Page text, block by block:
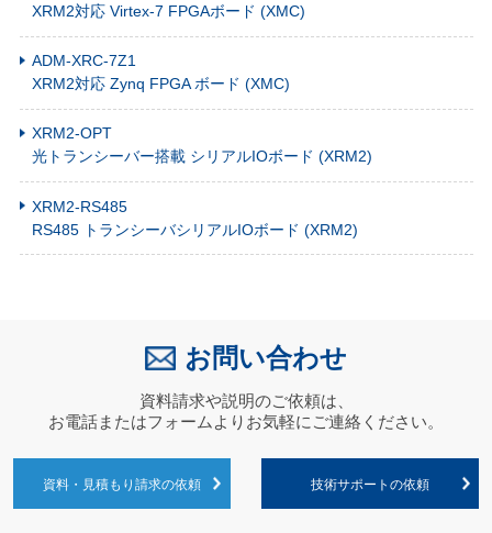
XRM2対応 Virtex-7 FPGAボード (XMC)
ADM-XRC-7Z1
XRM2対応 Zynq FPGA ボード (XMC)
XRM2-OPT
光トランシーバー搭載 シリアルIOボード (XRM2)
XRM2-RS485
RS485 トランシーバシリアルIOボード (XRM2)
お問い合わせ
資料請求や説明のご依頼は、
お電話またはフォームよりお気軽にご連絡ください。
資料・見積もり請求の依頼 技術サポートの依頼